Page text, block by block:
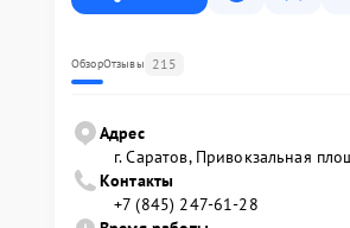
ОбзорОтзывы 215
Адрес
г. Саратов, Привокзальная
Контакты
+7 (845) 247-61-28